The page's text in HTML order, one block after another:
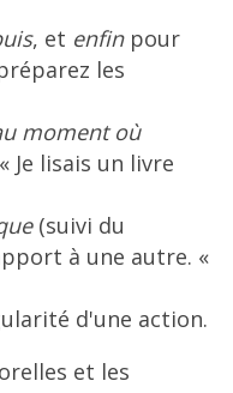
, et enfinpour
les
moment où
Je lisais un livre
(suivi du
à une autre. «
d'une action.
et les